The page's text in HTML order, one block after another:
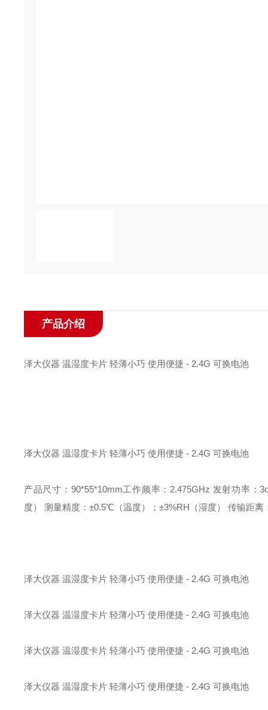
产品介绍
泽大仪器 温湿度卡片 轻薄小巧 使用便捷 - 2.4G 可换电池
泽大仪器 温湿度卡片 轻薄小巧 使用便捷 - 2.4G 可换电池
产品尺寸：90*55*10mm工作频率：2.475GHz 发射功率：
度） 测量精度：±0.5℃（温度）；±3%RH（湿度） 传输距离
泽大仪器 温湿度卡片 轻薄小巧 使用便捷 - 2.4G 可换电池
泽大仪器 温湿度卡片 轻薄小巧 使用便捷 - 2.4G 可换电池
泽大仪器 温湿度卡片 轻薄小巧 使用便捷 - 2.4G 可换电池
泽大仪器 温湿度卡片 轻薄小巧 使用便捷 - 2.4G 可换电池